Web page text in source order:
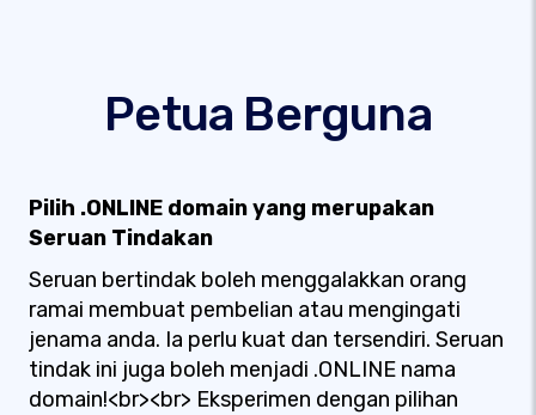
Petua Berguna
Pilih .ONLINE domain yang merupakan
Seruan Tindakan
Seruan bertindak boleh menggalakkan orang
ramai membuat pembelian atau mengingati
jenama anda. Ia perlu kuat dan tersendiri. Seruan
tindak ini juga boleh menjadi .ONLINE nama
domain!<br><br> Eksperimen dengan pilihan